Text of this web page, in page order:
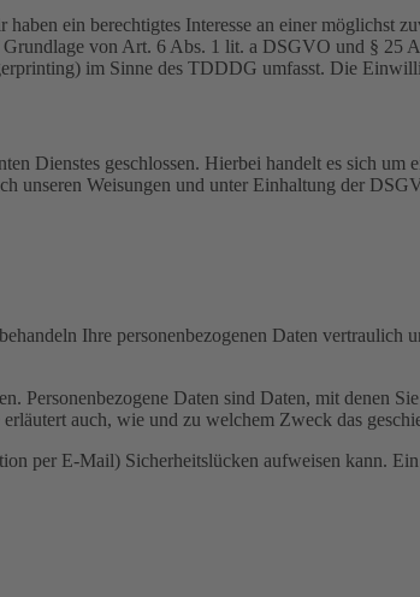
ein berechtigtes Interesse an einer möglichst
von Art. 6 Abs. 1 lit. a DSGVO und §
im Sinne des TDDDG umfasst. Die
Dienstes geschlossen. Hierbei handelt es sich um
unseren Weisungen und unter Einhaltung der
Ihre personenbezogenen Daten vertraulich
Personenbezogene Daten sind Daten, mit denen
auch, wie und zu welchem Zweck das
per E-Mail) Sicherheitslücken aufweisen kann.